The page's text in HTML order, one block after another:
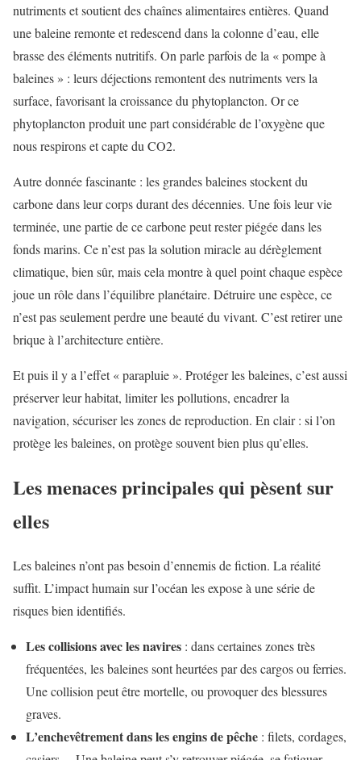
nutriments et soutient des chaînes alimentaires entières. Quand
une baleine remonte et redescend dans la colonne d’eau, elle
brasse des éléments nutritifs. On parle parfois de la « pompe à
baleines » : leurs déjections remontent des nutriments vers la
surface, favorisant la croissance du phytoplancton. Or ce
phytoplancton produit une part considérable de l’oxygène que
nous respirons et capte du CO2.
Autre donnée fascinante : les grandes baleines stockent du
carbone dans leur corps durant des décennies. Une fois leur vie
terminée, une partie de ce carbone peut rester piégée dans les
fonds marins. Ce n’est pas la solution miracle au dérèglement
climatique, bien sûr, mais cela montre à quel point chaque espèce
joue un rôle dans l’équilibre planétaire. Détruire une espèce, ce
n’est pas seulement perdre une beauté du vivant. C’est retirer une
brique à l’architecture entière.
Et puis il y a l’effet « parapluie ». Protéger les baleines, c’est aussi
préserver leur habitat, limiter les pollutions, encadrer la
navigation, sécuriser les zones de reproduction. En clair : si l’on
protège les baleines, on protège souvent bien plus qu’elles.
Les menaces principales qui pèsent sur
elles
Les baleines n’ont pas besoin d’ennemis de fiction. La réalité
suffit. L’impact humain sur l’océan les expose à une série de
risques bien identifiés.
Les collisions avec les navires : dans certaines zones très
fréquentées, les baleines sont heurtées par des cargos ou ferries.
Une collision peut être mortelle, ou provoquer des blessures
graves.
L’enchevêtrement dans les engins de pêche : filets, cordages,